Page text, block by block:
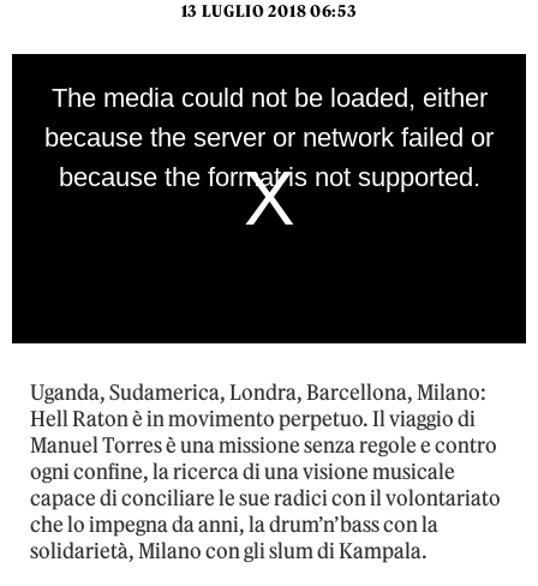
13 LUGLIO 2018 06:53
window.
The media could not be loaded, either
because the server or network failed or
because the format is not supported.
Uganda, Sudamerica, Londra, Barcellona, Milano:
Hell Raton è in movimento perpetuo. Il viaggio di
Manuel Torres è una missione senza regole e contro
ogni confine, la ricerca di una visione musicale
capace di conciliare le sue radici con il volontariato
che lo impegna da anni, la drum’n’bass con la
solidarietà, Milano con gli slum di Kampala.